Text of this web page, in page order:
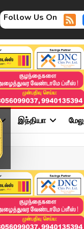
Follow Us On
இந்தியா